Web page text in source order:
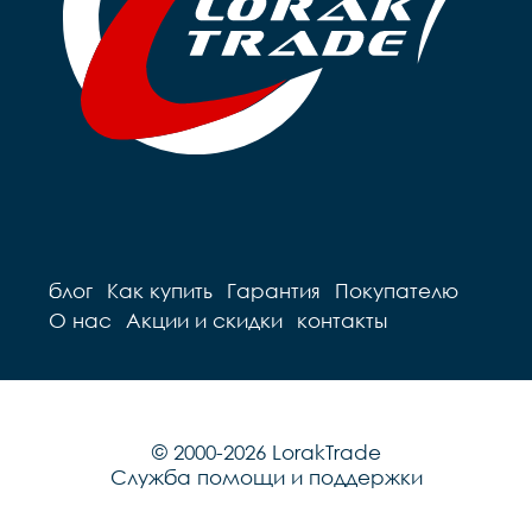
блог Как купить Гарантия
Покупателю
О нас
Акции и скидки контакты
© 2000-2026 LorakTrade
Служба помощи и поддержки